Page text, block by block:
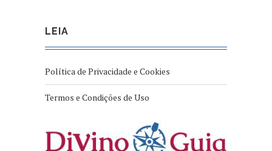
LEIA
Política de Privacidade e Cookies
Termos e Condições de Uso